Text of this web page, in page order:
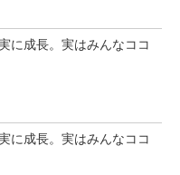
に成長。実はみんなココ
に成長。実はみんなココ